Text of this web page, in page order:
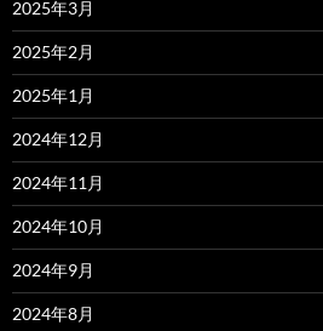
2025年3月
2025年2月
2025年1月
2024年12月
2024年11月
2024年10月
2024年9月
2024年8月